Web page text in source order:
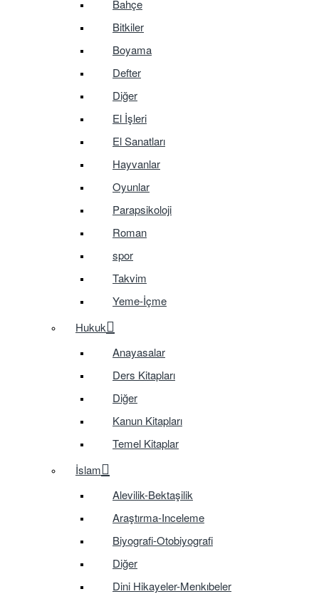
Bahçe
Bitkiler
Boyama
Defter
Diğer
El İşleri
El Sanatları
Hayvanlar
Oyunlar
Parapsikoloji
Roman
spor
Takvim
Yeme-İçme
Hukuk
Anayasalar
Ders Kitapları
Diğer
Kanun Kitapları
Temel Kitaplar
İslam
Alevilik-Bektaşilik
Araştırma-Inceleme
Biyografi-Otobiyografi
Diğer
Dini Hikayeler-Menkıbeler